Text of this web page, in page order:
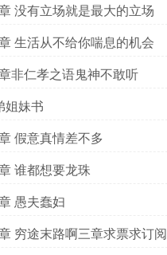
没有立场就是最大的立场
生活从不给你喘息的机会
非仁孝之语鬼神不敢听
姐妹书
假意真情差不多
谁都想要龙珠
愚夫蠢妇
穷途末路啊三章求票求订阅